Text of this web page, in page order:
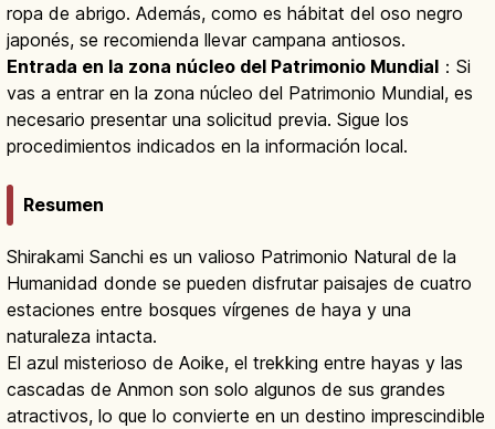
ropa de abrigo. Además, como es hábitat del oso negro
japonés, se recomienda llevar campana antiosos.
Entrada en la zona núcleo del Patrimonio Mundial ：Si
vas a entrar en la zona núcleo del Patrimonio Mundial, es
necesario presentar una solicitud previa. Sigue los
procedimientos indicados en la información local.
Resumen
Shirakami Sanchi es un valioso Patrimonio Natural de la
Humanidad donde se pueden disfrutar paisajes de cuatro
estaciones entre bosques vírgenes de haya y una
naturaleza intacta.
El azul misterioso de Aoike, el trekking entre hayas y las
cascadas de Anmon son solo algunos de sus grandes
atractivos, lo que lo convierte en un destino imprescindible